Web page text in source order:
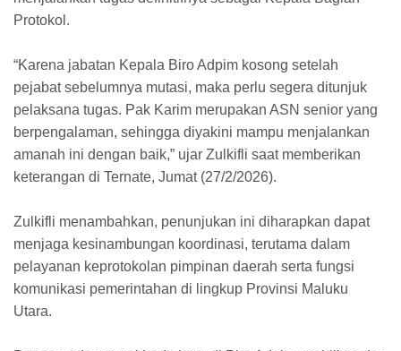
Protokol.
“Karena jabatan Kepala Biro Adpim kosong setelah
pejabat sebelumnya mutasi, maka perlu segera ditunjuk
pelaksana tugas. Pak Karim merupakan ASN senior yang
berpengalaman, sehingga diyakini mampu menjalankan
amanah ini dengan baik,” ujar Zulkifli saat memberikan
keterangan di Ternate, Jumat (27/2/2026).
Zulkifli menambahkan, penunjukan ini diharapkan dapat
menjaga kesinambungan koordinasi, terutama dalam
pelayanan keprotokolan pimpinan daerah serta fungsi
komunikasi pemerintahan di lingkup Provinsi Maluku
Utara.